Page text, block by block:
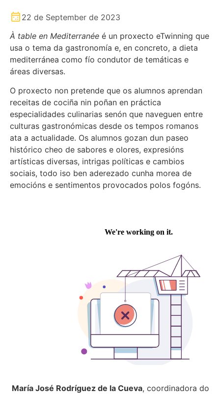
22 de September de 2023
À table en Mediterranée é un proxecto eTwinning que
usa o tema da gastronomía e, en concreto, a dieta
mediterránea como fío condutor de temáticas e
áreas diversas.
O proxecto non pretende que os alumnos aprendan
receitas de cociña nin poñan en práctica
especialidades culinarias senón que naveguen entre
culturas gastronómicas desde os tempos romanos
ata a actualidade. Os alumnos gozan dun paseo
histórico cheo de sabores e olores, expresións
artísticas diversas, intrigas políticas e cambios
sociais, todo iso ben aderezado cunha morea de
emocións e sentimentos provocados polos fogóns.
María José Rodríguez de la Cueva, coordinadora do